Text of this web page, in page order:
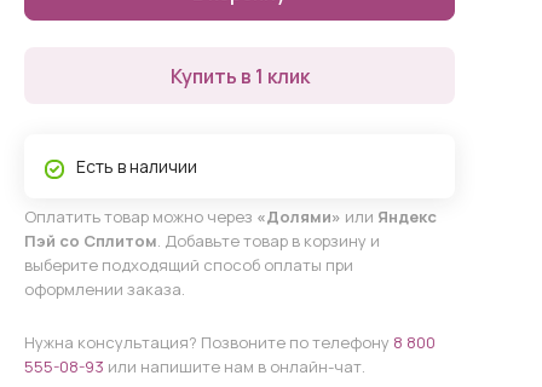
Купить в 1 клик
Есть в наличии
Оплатить товар можно через «Долями» или Яндекс
Пэй со Сплитом. Добавьте товар в корзину и
выберите подходящий способ оплаты при
оформлении заказа.
Нужна консультация? Позвоните по телефону 8 800
555-08-93 или напишите нам в онлайн-чат.